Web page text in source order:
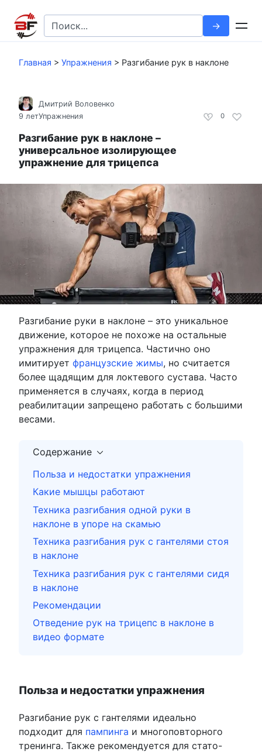
контенту
Search
for:
Главная > Упражнения > Разгибание рук в наклоне
0
Дмитрий Воловенко
9 летУпражнения
Разгибание рук в наклоне –
универсальное изолирующее
упражнение для трицепса
Разгибание руки в наклоне – это уникальное
движение, которое не похоже на остальные
упражнения для трицепса. Частично оно
имитирует французские жимы, но считается
более щадящим для локтевого сустава. Часто
применяется в случаях, когда в период
реабилитации запрещено работать с большими
весами.
Содержание
Польза и недостатки упражнения
Какие мышцы работают
Техника разгибания одной руки в
наклоне в упоре на скамью
Техника разгибания рук с гантелями стоя
в наклоне
Техника разгибания рук с гантелями сидя
в наклоне
Рекомендации
Отведение рук на трицепс в наклоне в
видео формате
Польза и недостатки упражнения
Разгибание рук с гантелями идеально
подходит для пампинга и многоповторного
тренинга. Также рекомендуется для стато-